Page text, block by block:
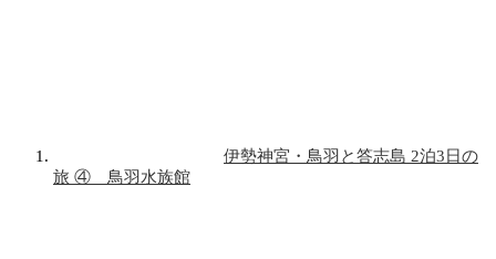
伊勢神宮・鳥羽と答志島 2泊3日の
旅 ④ 鳥羽水族館